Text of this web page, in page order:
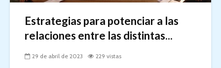
Estrategias para potenciar a las
relaciones entre las distintas...
29 de abril de 2023 229 vistas